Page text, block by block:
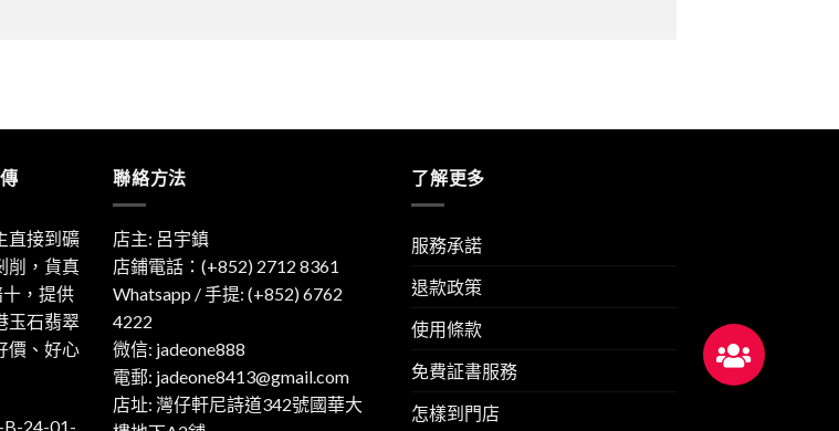
直接到礦
削，貨真
，提供
玉石翡翠
價、好心
B-24-01-
聯絡方法
店主: 呂宇鎮
店鋪電話：(+852) 2712 8361
Whatsapp / 手提: (+852) 6762
4222
微信: jadeone888
電郵: jadeone8413@gmail.com
店址: 灣仔軒尼詩道342號國華大
了解更多
服務承諾
退款政策
使用條款
免費証書服務
怎樣到門店